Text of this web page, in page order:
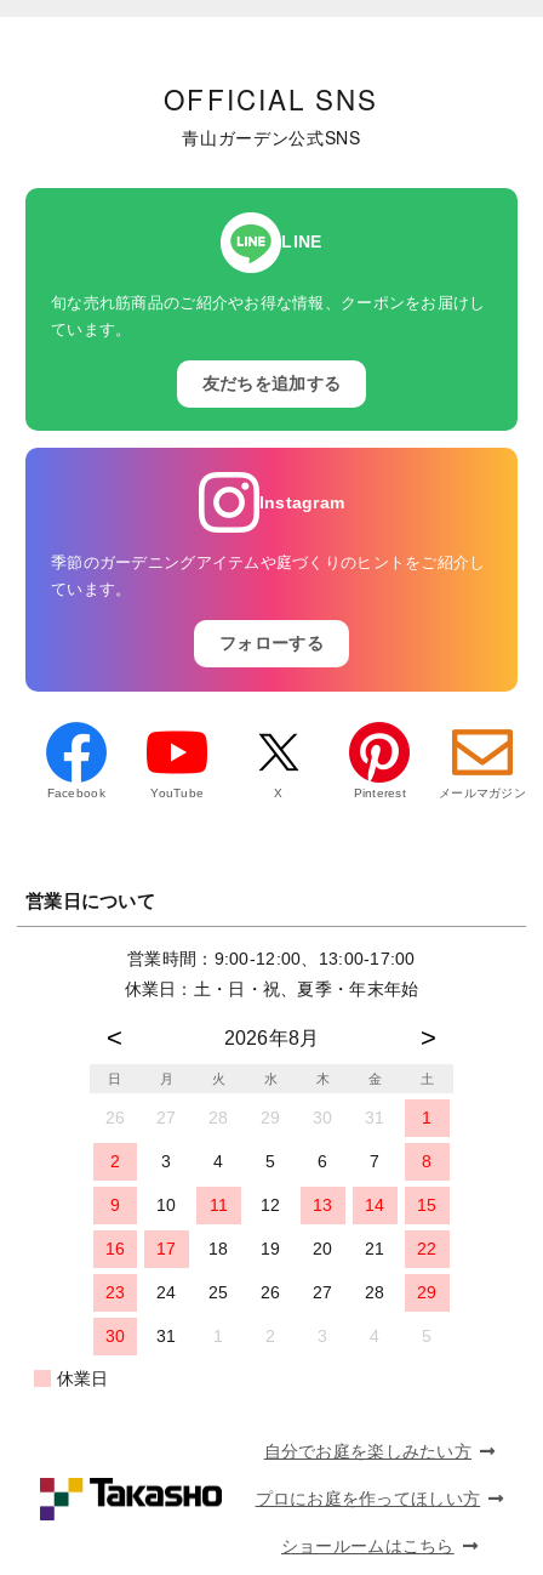
OFFICIAL SNS
青山ガーデン公式SNS
LINE
旬な売れ筋商品のご紹介やお得な情報、クーポンをお届けし
ています。
友だちを追加する
Instagram
季節のガーデニングアイテムや庭づくりのヒントをご紹介し
ています。
フォローする
Facebook YouTube X Pinterest メールマガジン
営業日について
営業時間：9:00-12:00、13:00-17:00
休業日：土・日・祝、夏季・年末年始
2026年8月
日 月 火 水 木 金 土
26 27 28 29 30 31 1
2 3 4 5 6 7 8
9 10 11 12 13 14 15
16 17 18 19 20 21 22
23 24 25 26 27 28 29
30 31 1 2 3 4 5
休業日
自分でお庭を楽しみたい方
プロにお庭を作ってほしい方
ショールームはこちら